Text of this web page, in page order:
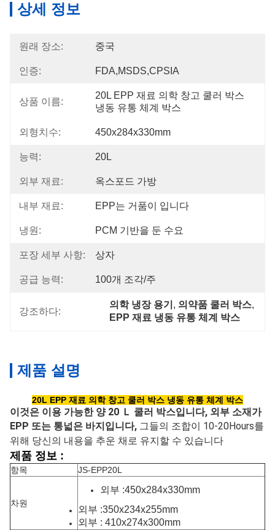
상세 정보
원래 장소: 중국
인증: FDA,MSDS,CPSIA
상품 이름:
20L EPP 재료 의학 창고 쿨러 박스
냉동 유통 체계 박스
외형치수: 450x284x330mm
능력: 20L
외부 재료: 옥스포드 가방
내부 재료: EPP는 거품이 입니다
냉원: PCM 기반을 둔 수요
포장 세부 사항: 상자
공급 능력: 100개 조각/주
강조하다:
의학 냉장 용기 , 의약품 쿨러 박스
EPP 재료 냉동 유통 체계 박스
제품 설명
20L EPP 재료 의학 창고 쿨러 박스 냉동 유통 체계 박스
이것은 이용 가능한 양 20 Ｌ 쿨러 박스입니다, 외부 소재가
EPP 또는 통넓은 바지입니다, 그들의 조합이 10-20Hours를
위해 당신의 내용을 추운 채로 유지할 수 있습니다
제품 정보 :
항목 JS-EPP20L
차원
외부 :450x284x330mm
외부 :350x234x255mm
외부 : 410x274x300mm